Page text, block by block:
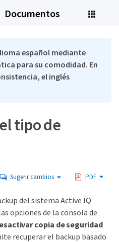
Documentos
español mediante
para su comodidad. En
el inglés
tipo de
Sugerir cambios PDF
del sistema Active IQ
opciones de la consola de
copia de seguridad
recuperar el backup basado